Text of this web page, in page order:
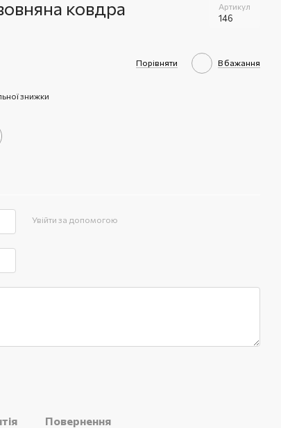
ковдра Артикул
146
Порівняти В бажання
знижки
Увійти за допомогою
Повернення